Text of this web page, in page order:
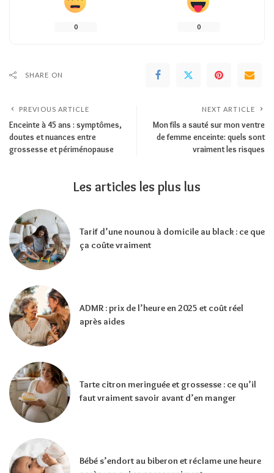
0 0
SHARE ON
PREVIOUS ARTICLE
Enceinte à 45 ans : symptômes,
doutes et nuances entre
grossesse et périménopause
NEXT ARTICLE
Mon fils a sauté sur mon ventre
de femme enceinte: quels sont
vraiment les risques
Les articles les plus lus
Tarif d’une nounou à domicile au black : ce que
ça coûte vraiment
ADMR : prix de l’heure en 2025 et coût réel
après aides
Tarte citron meringuée et grossesse : ce qu’il
faut vraiment savoir avant d’en manger
Bébé s’endort au biberon et réclame une heure